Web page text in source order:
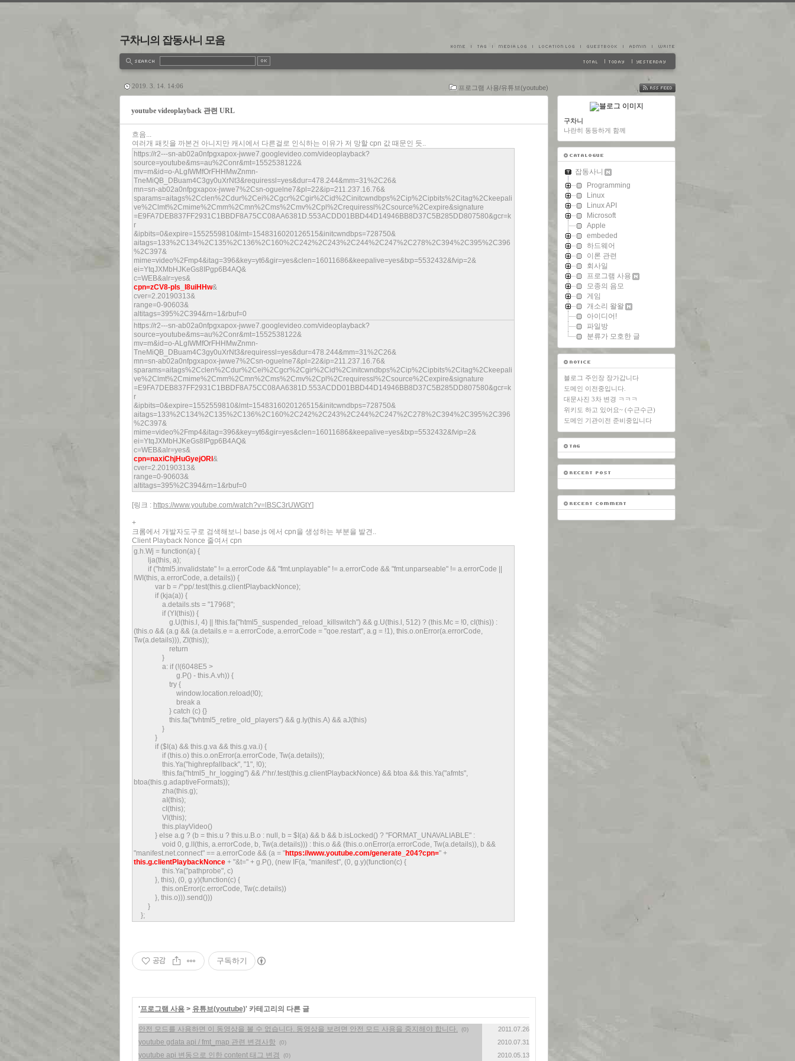
구차니의 잡동사니 모음
프로그램 사용/유튜브(youtube)
2019. 3. 14. 14:06
youtube videoplayback 관련 URL
흐음...
여러개 패킷을 까본건 아니지만 캐시에서 다른걸로 인식하는 이유가 저 망할 cpn 값 때문인 듯..
https://r2---sn-ab02a0nfpgxapox-jwwe7.googlevideo.com/videoplayback?
source=youtube&ms=au%2Conr&mt=1552538122&
mv=m&id=o-ALgIWMfOrFHHMwZnmn-
TneMiQB_DBuam4C3gy0uXrNt3&requiressl=yes&dur=478.244&mm=31%2C26&
mn=sn-ab02a0nfpgxapox-jwwe7%2Csn-oguelne7&pl=22&ip=211.237.16.76&
sparams=aitags%2Cclen%2Cdur%2Cei%2Cgcr%2Cgir%2Cid%2Cinitcwndbps%2Cip%2Cipbits%2Citag%2Ckeepali
ve%2Clmt%2Cmime%2Cmm%2Cmn%2Cms%2Cmv%2Cpl%2Crequiressl%2Csource%2Cexpire&signature
=E9FA7DEB837FF2931C1BBDF8A75CC08AA6381D.553ACDD01BBD44D14946BB8D37C5B285DD807580&gcr=k
r
&ipbits=0&expire=1552559810&lmt=1548316020126515&initcwndbps=728750&
aitags=133%2C134%2C135%2C136%2C160%2C242%2C243%2C244%2C247%2C278%2C394%2C395%2C396
%2C397&
mime=video%2Fmp4&itag=396&key=yt6&gir=yes&clen=16011686&keepalive=yes&txp=5532432&fvip=2&
ei=YtqJXMbHJKeGs8IPgp6B4AQ&
c=WEB&alr=yes&
cpn=zCV8-pls_I8uiHHw&
cver=2.20190313&
range=0-90603&
altitags=395%2C394&rn=1&rbuf=0
https://r2---sn-ab02a0nfpgxapox-jwwe7.googlevideo.com/videoplayback?
source=youtube&ms=au%2Conr&mt=1552538122&
mv=m&id=o-ALgIWMfOrFHHMwZnmn-
TneMiQB_DBuam4C3gy0uXrNt3&requiressl=yes&dur=478.244&mm=31%2C26&
mn=sn-ab02a0nfpgxapox-jwwe7%2Csn-oguelne7&pl=22&ip=211.237.16.76&
sparams=aitags%2Cclen%2Cdur%2Cei%2Cgcr%2Cgir%2Cid%2Cinitcwndbps%2Cip%2Cipbits%2Citag%2Ckeepali
ve%2Clmt%2Cmime%2Cmm%2Cmn%2Cms%2Cmv%2Cpl%2Crequiressl%2Csource%2Cexpire&signature
=E9FA7DEB837FF2931C1BBDF8A75CC08AA6381D.553ACDD01BBD44D14946BB8D37C5B285DD807580&gcr=k
r
&ipbits=0&expire=1552559810&lmt=1548316020126515&initcwndbps=728750&
aitags=133%2C134%2C135%2C136%2C160%2C242%2C243%2C244%2C247%2C278%2C394%2C395%2C396
%2C397&
mime=video%2Fmp4&itag=396&key=yt6&gir=yes&clen=16011686&keepalive=yes&txp=5532432&fvip=2&
ei=YtqJXMbHJKeGs8IPgp6B4AQ&
c=WEB&alr=yes&
cpn=naxiChjHuGyejORl &
cver=2.20190313&
range=0-90603&
altitags=395%2C394&rn=1&rbuf=0
[링크 : https://www.youtube.com/watch?v=lBSC3rUWGtY]
+
크롬에서 개발자도구로 검색해보니 base.js 에서 cpn을 생성하는 부분을 발견..
Client Playback Nonce 줄여서 cpn
g.h.Wj = function(a) {
lja(this, a);
if ("html5.invalidstate" != a.errorCode && "fmt.unplayable" != a.errorCode && "fmt.unparseable" != a.errorCode ||
!WI(this, a.errorCode, a.details)) {
var b = /^pp/.test(this.g.clientPlaybackNonce);
if (kja(a)) {
a.details.sts = "17968";
if (YI(this)) {
g.U(this.l, 4) || !this.fa("html5_suspended_reload_killswitch") && g.U(this.l, 512) ? (this.Mc = !0, cI(this)) :
(this.o && (a.g && (a.details.e = a.errorCode, a.errorCode = "qoe.restart", a.g = !1), this.o.onError(a.errorCode,
Tw(a.details))), ZI(this));
return
}
a: if (!(6048E5 >
g.P() - this.A.vh)) {
try {
window.location.reload(!0);
break a
} catch (c) {}
this.fa("tvhtml5_retire_old_players") && g.Iy(this.A) && aJ(this)
}
}
if ($I(a) && this.g.va && this.g.va.i) {
if (this.o) this.o.onError(a.errorCode, Tw(a.details));
this.Ya("highrepfallback", "1", !0);
!this.fa("html5_hr_logging") && /^hr/.test(this.g.clientPlaybackNonce) && btoa && this.Ya("afmts",
btoa(this.g.adaptiveFormats));
zha(this.g);
aI(this);
cI(this);
VI(this);
this.playVideo()
} else a.g ? (b = this.u ? this.u.B.o : null, b = $I(a) && b && b.isLocked() ? "FORMAT_UNAVALIABLE" :
void 0, g.lI(this, a.errorCode, b, Tw(a.details))) : this.o && (this.o.onError(a.errorCode, Tw(a.details)), b &&
"manifest.net.connect" == a.errorCode && (a = "https://www.youtube.com/generate_204?cpn=" +
this.g.clientPlaybackNonce + "&t=" + g.P(), (new IF(a, "manifest", (0, g.y)(function(c) {
this.Ya("pathprobe", c)
}, this), (0, g.y)(function(c) {
this.onError(c.errorCode, Tw(c.details))
}, this.o))).send()))
}
};
공감 구독하기
'프로그램 사용 > 유튜브(youtube)' 카테고리의 다른 글
안전 모드를 사용하면 이 동영상을 볼 수 없습니다. 동영상을 보려면 안전 모드 사용을 중지해야 합니다. (0) 2011.07.26
youtube gdata api / fmt_map 관련 변경사항 (0) 2010.07.31
youtube api 변동으로 인한 content 태그 변경 (0) 2010.05.13
FEED
구차니
나란히 동등하게 함께
잡동사니
Programming
Linux
Linux API
Microsoft
Apple
embeded
하드웨어
이론 관련
회사일
프로그램 사용
모종의 음모
게임
개소리 왈왈
아이디어!
파일방
분류가 모호한 글
블로그 주인장 장가갑니다
도메인 이전중입니다.
대문사진 3차 변경 ㅋㅋㅋ
위키도 하고 있어요~ (수근수근)
도메인 기관이전 준비중입니다